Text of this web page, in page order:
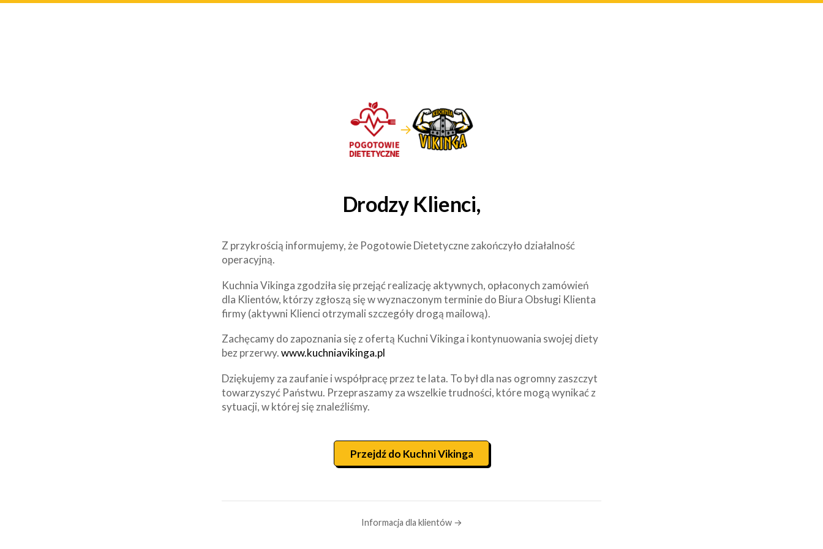
→
Drodzy Klienci,
Z przykrością informujemy, że Pogotowie Dietetyczne zakończyło działalność
operacyjną.
Kuchnia Vikinga zgodziła się przejąć realizację aktywnych, opłaconych zamówień
dla Klientów, którzy zgłoszą się w wyznaczonym terminie do Biura Obsługi Klienta
firmy (aktywni Klienci otrzymali szczegóły drogą mailową).
Zachęcamy do zapoznania się z ofertą Kuchni Vikinga i kontynuowania swojej diety
bez przerwy.www.kuchniavikinga.pl
Dziękujemy za zaufanie i współpracę przez te lata. To był dla nas ogromny zaszczyt
towarzyszyć Państwu. Przepraszamy za wszelkie trudności, które mogą wynikać z
sytuacji, w której się znaleźliśmy.
Przejdź do Kuchni Vikinga
Informacja dla klientów →